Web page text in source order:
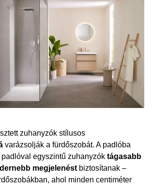
zuhanyzók stílusos
varázsolják a fürdőszobát. A padlóba
egyszintű zuhanyzók tágasabb
megjelenést biztosítanak –
ahol minden centiméter